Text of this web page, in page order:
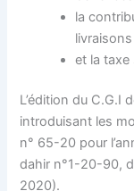
la
et la taxe
L’édition du C.G.I
introduisant les
n° 65-20 pour
dahir n°1-20-90,
2020).